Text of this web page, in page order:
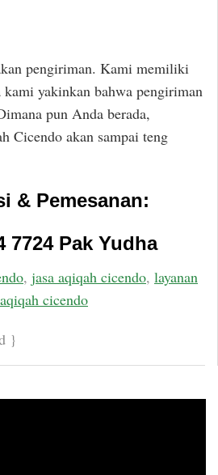
pengiriman. Kami memiliki
yakinkan bahwa pengiriman
pun Anda berada,
Cicendo akan sampai teng
& Pemesanan:
7724 Pak Yudha
, jasa aqiqah cicendo, layanan
cicendo
}